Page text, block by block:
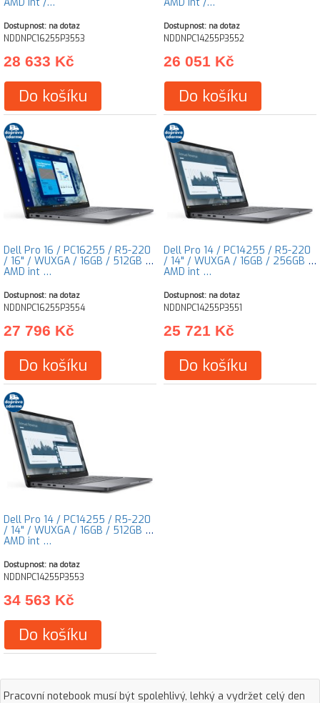
Dostupnost: na dotaz
NDDNPC16255P3553
28 633 Kč
Do košíku
Dostupnost: na dotaz
NDDNPC14255P3552
26 051 Kč
Do košíku
Dell Pro 16 / PC16255 / R5-220
/ 16" / WUXGA / 16GB / 512GB /
AMD int …
Dostupnost: na dotaz
NDDNPC16255P3554
27 796 Kč
Do košíku
Dell Pro 14 / PC14255 / R5-220
/ 14" / WUXGA / 16GB / 256GB /
AMD int …
Dostupnost: na dotaz
NDDNPC14255P3551
25 721 Kč
Do košíku
Dell Pro 14 / PC14255 / R5-220
/ 14" / WUXGA / 16GB / 512GB /
AMD int …
Dostupnost: na dotaz
NDDNPC14255P3553
34 563 Kč
Do košíku
Pracovní notebook musí být spolehlivý, lehký a vydržet celý den